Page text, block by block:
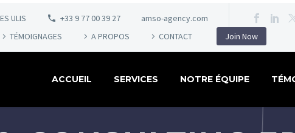
ULIS +33 9 77 00 39 27
amso-agency.com
TÉMOIGNAGES A PROPOS CONTACT Join Now
ACCUEIL SERVICES NOTRE ÉQUIPE